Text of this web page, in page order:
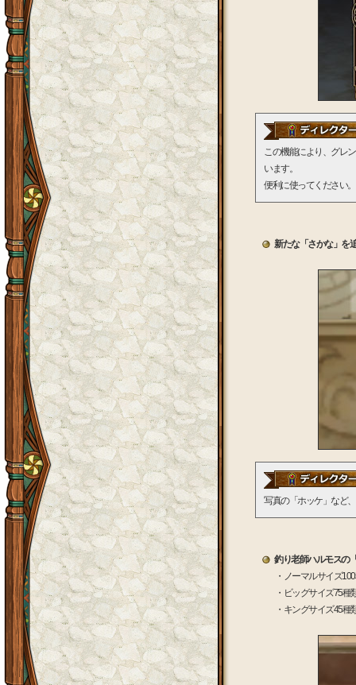
この機能により、グレ
います。
便利に使ってください。
新たな「さかな」
写真の「ホッケ」など
釣り老師ハルモスの
・ノーマルサイズ
・ビッグサイズ75
・キングサイズ45